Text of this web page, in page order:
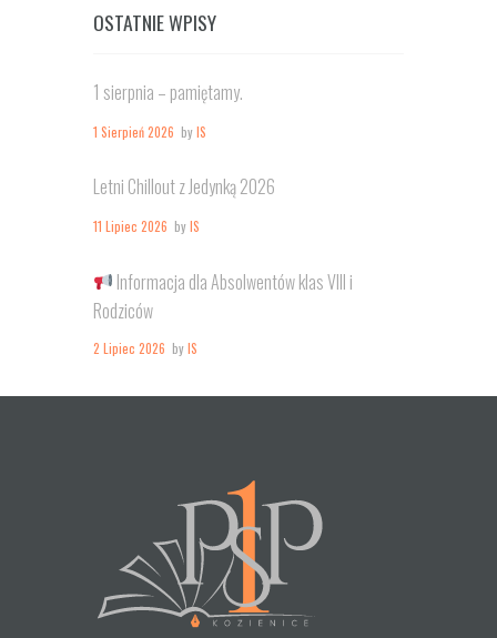
OSTATNIE WPISY
1 sierpnia – pamiętamy.
1 Sierpień 2026 byIS
Letni Chillout z Jedynką 2026
11 Lipiec 2026 byIS
Informacja dla Absolwentów klas VIII i
Rodziców
2 Lipiec 2026 byIS